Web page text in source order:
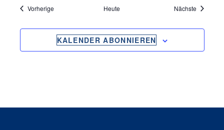
VorherigeVeranstaltungen Heute Nächste
KALENDER ABONNIEREN